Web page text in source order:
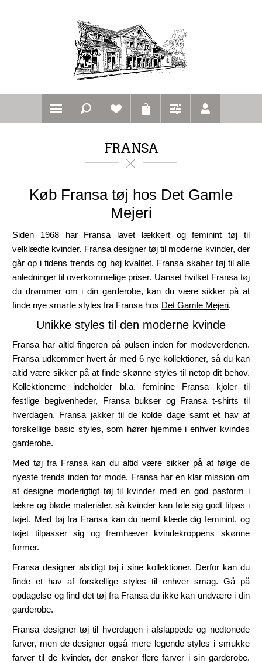
FRANSA
Køb Fransa tøj hos Det Gamle
Mejeri
Siden 1968 har Fransa lavet lækkert og feminint tøj til
velklædte kvinder. Fransa designer tøj til moderne kvinder, der
går op i tidens trends og høj kvalitet. Fransa skaber tøj til alle
anledninger til overkommelige priser. Uanset hvilket Fransa tøj
du drømmer om i din garderobe, kan du være sikker på at
finde nye smarte styles fra Fransa hos Det Gamle Mejeri.
Unikke styles til den moderne kvinde
Fransa har altid fingeren på pulsen inden for modeverdenen.
Fransa udkommer hvert år med 6 nye kollektioner, så du kan
altid være sikker på at finde skønne styles til netop dit behov.
Kollektionerne indeholder bl.a. feminine Fransa kjoler til
festlige begivenheder, Fransa bukser og Fransa t-shirts til
hverdagen, Fransa jakker til de kolde dage samt et hav af
forskellige basic styles, som hører hjemme i enhver kvindes
garderobe.
Med tøj fra Fransa kan du altid være sikker på at følge de
nyeste trends inden for mode. Fransa har en klar mission om
at designe moderigtigt tøj til kvinder med en god pasform i
lækre og bløde materialer, så kvinder kan føle sig godt tilpas i
tøjet. Med tøj fra Fransa kan du nemt klæde dig feminint, og
tøjet tilpasser sig og fremhæver kvindekroppens skønne
former.
Fransa designer alsidigt tøj i sine kollektioner. Derfor kan du
finde et hav af forskellige styles til enhver smag. Gå på
opdagelse og find det tøj fra Fransa du ikke kan undvære i din
garderobe.
Fransa designer tøj til hverdagen i afslappede og nedtonede
farver, men de designer også mere legende styles i smukke
farver til de kvinder, der ønsker flere farver i sin garderobe.